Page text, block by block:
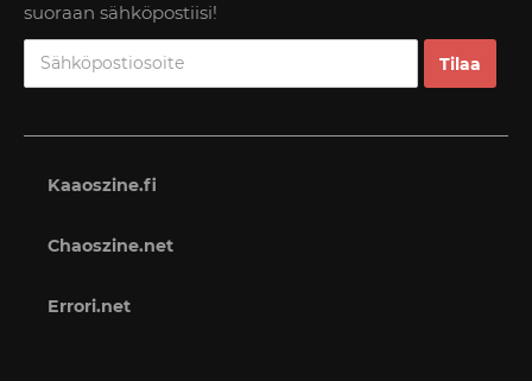
suoraan sähköpostiisi!
Kaaoszine.fi
Chaoszine.net
Errori.net